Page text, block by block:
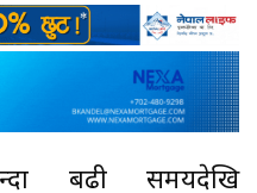
बढी समयदेखि